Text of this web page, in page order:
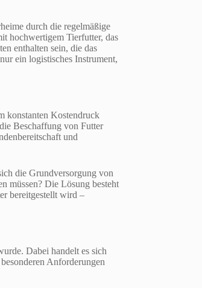
durch die regelmäßige
hochwertigem Tierfutter, das
enthalten sein, die das
ein logistisches Instrument,
konstanten Kostendruck
Beschaffung von Futter
und
die Grundversorgung von
müssen? Die Lösung besteht
bereitgestellt wird –
Dabei handelt es sich
Anforderungen